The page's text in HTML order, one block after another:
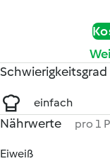
Schwierigkeitsgrad
einfach
Nährwerte pro 1
Eiweiß